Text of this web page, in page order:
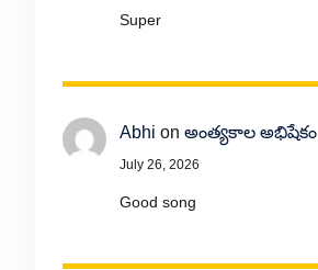
Super
Abhi on అంత్యకాల అభిషేకం
July 26, 2026
Good song